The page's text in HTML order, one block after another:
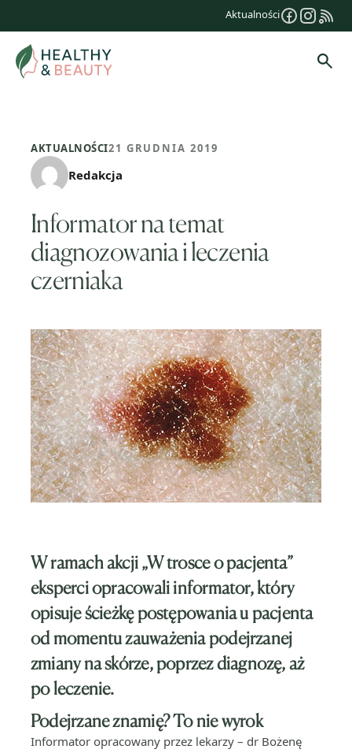
treści
Aktualności
AKTUALNOŚCI21 GRUDNIA 2019
Redakcja
Informator na temat
diagnozowania i leczenia
czerniaka
W ramach akcji „W trosce o pacjenta”
eksperci opracowali informator, który
opisuje ścieżkę postępowania u pacjenta
od momentu zauważenia podejrzanej
zmiany na skórze, poprzez diagnozę, aż
po leczenie.
Podejrzane znamię? To nie wyrok
Informator opracowany przez lekarzy – dr Bożenę